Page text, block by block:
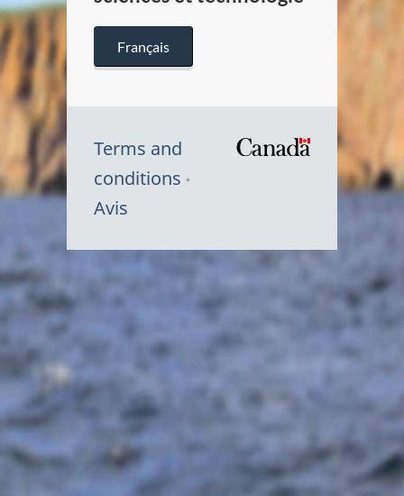
Français
Terms and
conditions
Avis
Symbole
Canada